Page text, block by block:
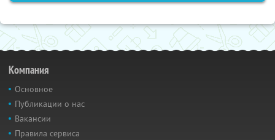
Компания
Основное
Публикации о нас
Вакансии
Правила сервиса